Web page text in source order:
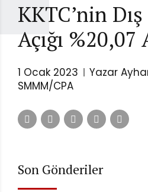
KKTC’nin
Açığı %20,07
1 Ocak 2023
Yazar
SMMM/CPA
Son Gönderiler